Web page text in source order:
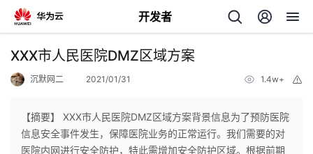
开发者
返
XXX市人民医院DMZ区域方案
沉默网二 2021/01/31 1.4w+
【摘要】 XXX市人民医院DMZ区域方案背景信息为了预防医院
信息安全事件发生，保障医院业务的正常运行。我们需要的对
医院内网进行安全防护，特此需增加安全防护区域。根据前期